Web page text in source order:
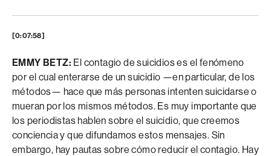
[0:07:58]
EMMY BETZ: El contagio de suicidios es el fenómeno
por el cual enterarse de un suicidio —en particular, de los
métodos— hace que más personas intenten suicidarse o
mueran por los mismos métodos. Es muy importante que
los periodistas hablen sobre el suicidio, que creemos
conciencia y que difundamos estos mensajes. Sin
embargo, hay pautas sobre cómo reducir el contagio. Hay